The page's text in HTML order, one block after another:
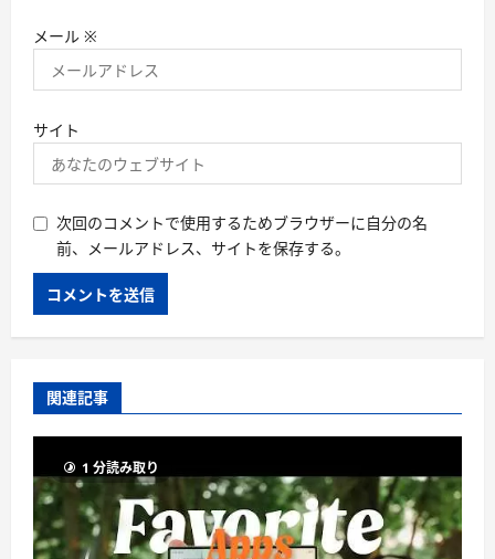
メール ※
サイト
次回のコメントで使用するためブラウザーに自分の名
前、メールアドレス、サイトを保存する。
関連記事
1 分読み取り